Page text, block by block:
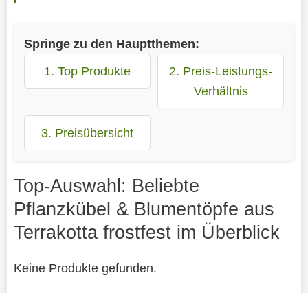
Springe zu den Hauptthemen:
1. Top Produkte
2. Preis-Leistungs-
Verhältnis
3. Preisübersicht
Top-Auswahl: Beliebte
Pflanzkübel & Blumentöpfe aus
Terrakotta frostfest im Überblick
Keine Produkte gefunden.